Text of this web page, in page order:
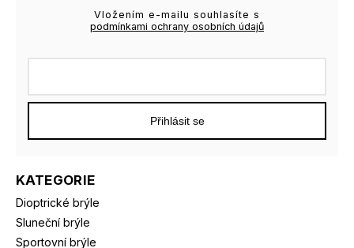
KATEGORIE
Dioptrické brýle
Sluneční brýle
Sportovní brýle
Vložením e-mailu souhlasíte s
podmínkami ochrany osobních údajů
Přihlásit se